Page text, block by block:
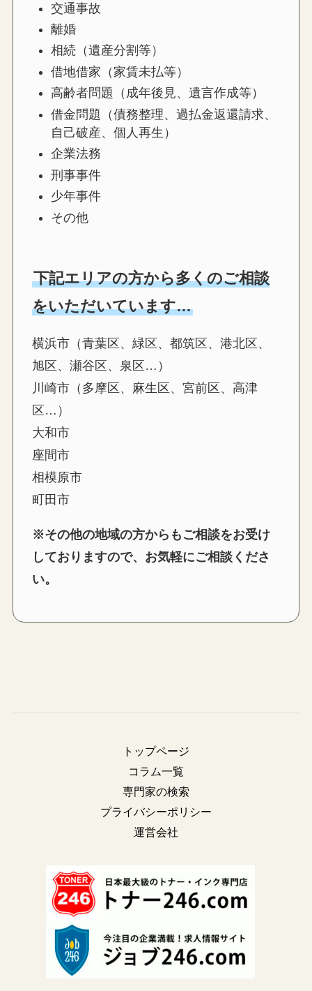
交通事故
離婚
相続（遺産分割等）
借地借家（家賃未払等）
高齢者問題（成年後見、遺言作成等）
借金問題（債務整理、過払金返還請求、
自己破産、個人再生）
企業法務
刑事事件
少年事件
その他
下記エリアの方から多くのご相談
をいただいています…
横浜市（青葉区、緑区、都筑区、港北区、
旭区、瀬谷区、泉区…）
川崎市（多摩区、麻生区、宮前区、高津
区…）
大和市
座間市
相模原市
町田市
※その他の地域の方からもご相談をお受け
しておりますので、お気軽にご相談くださ
い。
トップページ
コラム一覧
専門家の検索
プライバシーポリシー
運営会社